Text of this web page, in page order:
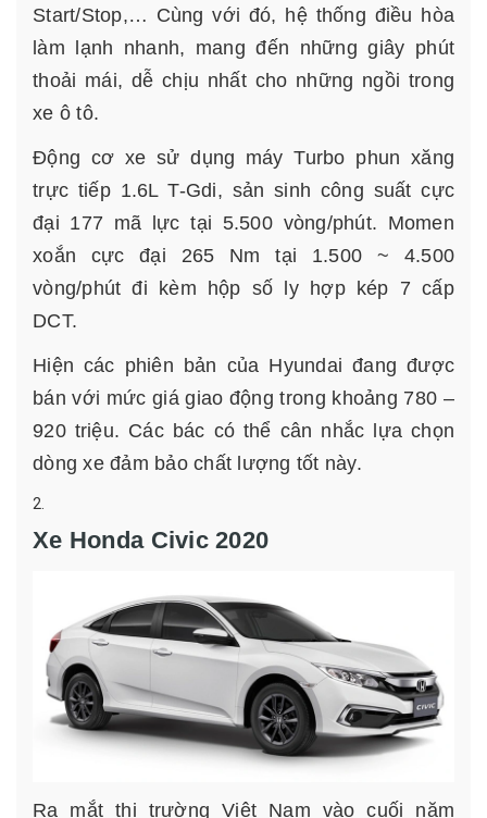
Start/Stop,… Cùng với đó, hệ thống điều hòa
làm lạnh nhanh, mang đến những giây phút
thoải mái, dễ chịu nhất cho những ngồi trong
xe ô tô.
Động cơ xe sử dụng máy Turbo phun xăng
trực tiếp 1.6L T-Gdi, sản sinh công suất cực
đại 177 mã lực tại 5.500 vòng/phút. Momen
xoắn cực đại 265 Nm tại 1.500 ~ 4.500
vòng/phút đi kèm hộp số ly hợp kép 7 cấp
DCT.
Hiện các phiên bản của Hyundai đang được
bán với mức giá giao động trong khoảng 780 –
920 triệu. Các bác có thể cân nhắc lựa chọn
dòng xe đảm bảo chất lượng tốt này.
Xe Honda Civic 2020
Ra mắt thị trường Việt Nam vào cuối năm